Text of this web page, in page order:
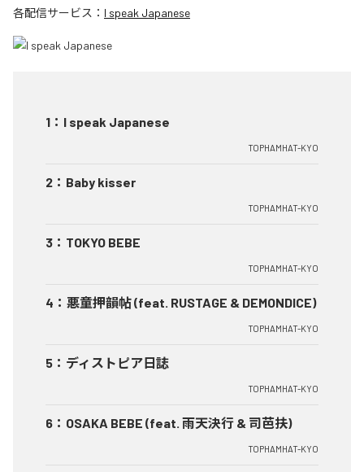
各配信サービス： I speak Japanese
1 ： I speak Japanese
TOPHAMHAT-KYO
2 ： Baby kisser
TOPHAMHAT-KYO
3 ： TOKYO BEBE
TOPHAMHAT-KYO
4 ： 悪童押韻帖 (feat. RUSTAGE & DEMONDICE)
TOPHAMHAT-KYO
5 ： ディストピア日誌
TOPHAMHAT-KYO
6 ： OSAKA BEBE (feat. 雨天決行 & 司芭扶)
TOPHAMHAT-KYO